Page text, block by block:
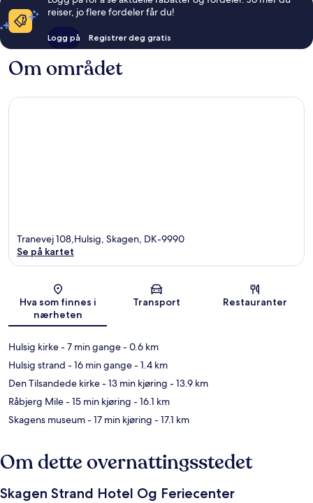
reiser, jo flere fordeler får du!
Logg på Registrer deg gratis
Om området
Kart
Tranevej 108,Hulsig, Skagen, DK-9990
Se på kartet
Hva som finnes i
nærheten
Transport Restauranter
Hulsig kirke- 7 min gange- 0.6 km
Hulsig strand - 16 min gange- 1.4 km
Den Tilsandede kirke- 13 min kjøring - 13.9 km
Råbjerg Mile- 15 min kjøring - 16.1 km
Skagens museum- 17 min kjøring - 17.1 km
Om dette overnattingsstedet
Skagen Strand Hotel Og Feriecenter